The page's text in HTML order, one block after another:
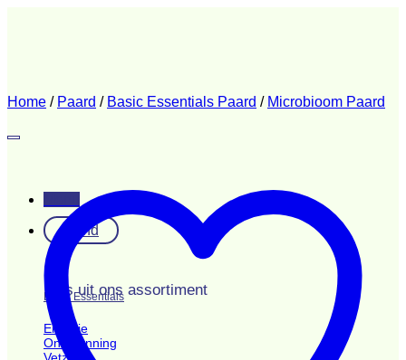
Hond
Kies uit ons assortiment
Basic Essentials
Energie
Ontspanning
Vetzuren
Home / Paard / Basic Essentials Paard / Microbioom Paard